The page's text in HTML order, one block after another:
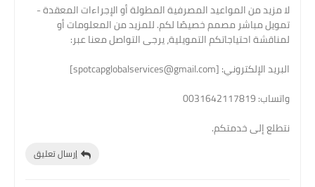
لا مزيد من المواعيد المصرفية المطولة أو الإجراءات المعقدة -
تمويل مباشر مصمم خصيصًا لكم. للمزيد من المعلومات أو
لمناقشة احتياجاتكم التمويلية، يرجى التواصل معنا عبر:
البريد الإلكتروني: [spotcapglobalservices@gmail.com]
واتساب: 0031642117819
نتطلع إلى خدمتكم.
إرسال تعليق